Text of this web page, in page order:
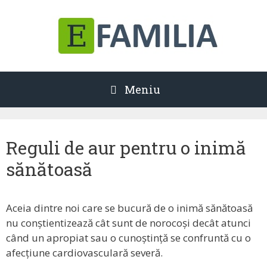
Meniu
Reguli de aur pentru o inimă
sănătoasă
Aceia dintre noi care se bucură de o inimă sănătoasă
nu conștientizează cât sunt de norocoși decât atunci
când un apropiat sau o cunoștință se confruntă cu o
afecțiune cardiovasculară severă.